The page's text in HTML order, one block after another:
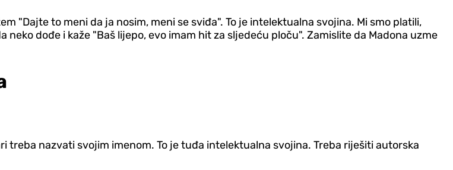
"Dajte to meni da ja nosim, meni se sviđa". To je intelektualna svojina. Mi smo platili,
dođe i kaže "Baš lijepo, evo imam hit za sljedeću ploču". Zamislite da Madona uzme
treba nazvati svojim imenom. To je tuđa intelektualna svojina. Treba riješiti autorska